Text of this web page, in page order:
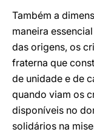
Também a
maneira
das origens, os
fraterna que
de unidade e de
quando viam os
disponíveis no
solidários na